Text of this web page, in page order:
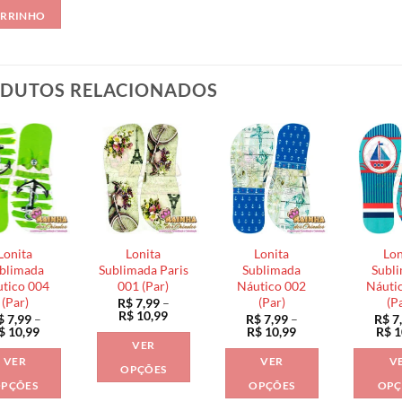
RELACIONADOS
004
(Par)
7,99 –
10,99Faixa
VER
Lonita
Sublimada Paris
001 (Par)
R$7,99 –
R$ 10,99Faixa
VER
OPÇÕES
Lonita
Sublimada
Náutico 002
(Par)
R$7,99 –
R$ 10,99Faixa
VER
OPÇÕES
R$
R$